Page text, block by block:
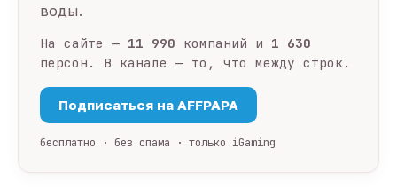
воды.
На сайте — 11 990 компаний и 1 630
персон. В канале — то, что между строк.
Подписаться на AFFPAPA
бесплатно · без спама · только iGaming